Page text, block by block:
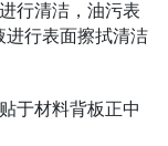
行清洁，油污表
进行表面擦拭清洁
于材料背板正中